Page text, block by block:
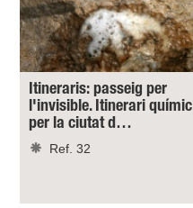
Itineraris: passeig per
l'invisible. Itinerari químic
per la ciutat d…
Ref. 32